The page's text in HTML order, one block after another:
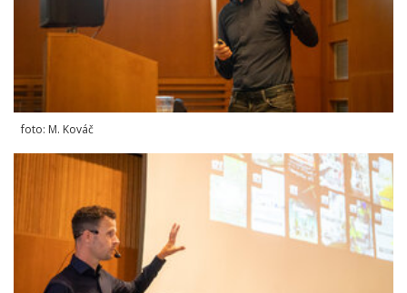
foto: M. Kováč